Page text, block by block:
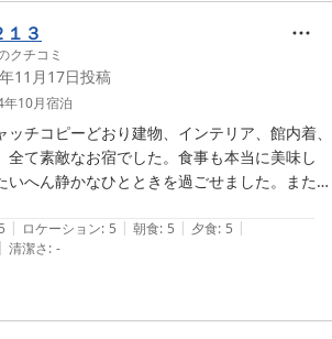
１３
クチコミ
11月17日投稿
10月宿泊
チコピーどおり建物、インテリア、館内着、
全て素敵なお宿でした。食事も本当に美味し
いへん静かなひとときを過ごせました。また是
。
5 | ロケーション: 5 | 朝食: 5 | 夕食: 5 |
| 清潔さ: -